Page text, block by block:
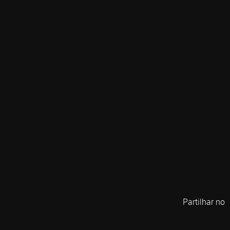
Partilhar no